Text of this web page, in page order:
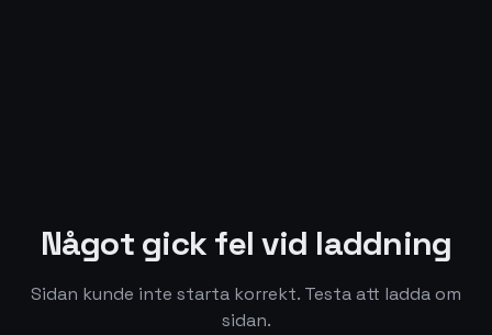
Något gick fel vid laddning
Sidan kunde inte starta korrekt. Testa att ladda om
sidan.